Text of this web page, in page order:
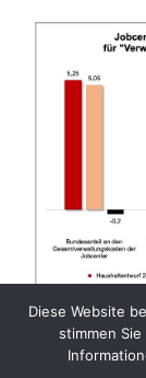
Diese Website
stimmen